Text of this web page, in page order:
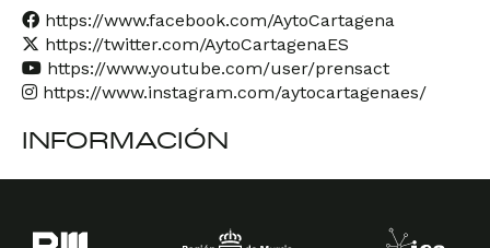
https://www.facebook.com/AytoCartagena
https://twitter.com/AytoCartagenaES
https://www.youtube.com/user/prensact
https://www.instagram.com/aytocartagenaes/
INFORMACIÓN